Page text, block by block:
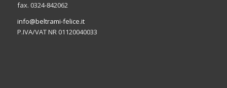
fax. 0324-842062
info@beltrami-felice.it
P.IVA/VAT NR 01120040033